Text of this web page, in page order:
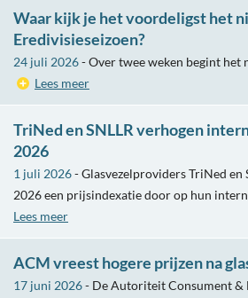
Waar kijk je het voordeligst het
Eredivisieseizoen?
24 juli 2026- Over twee weken begint het
Lees meer
TriNed en SNLLR verhogen
2026
1 juli 2026- Glasvezelproviders TriNed en
2026 een prijsindexatie door op hun
Lees meer
ACM vreest hogere prijzen na
17 juni 2026- De Autoriteit Consument &